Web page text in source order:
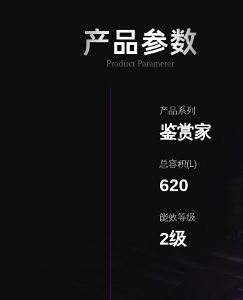
产品参数
Product Parameter
产品系列
鉴赏家
总容积(L)
620
能效等级
2级